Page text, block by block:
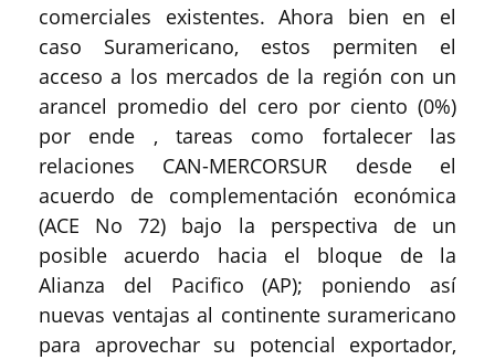
comerciales existentes. Ahora bien en el
caso Suramericano, estos permiten el
acceso a los mercados de la región con un
arancel promedio del cero por ciento (0%)
por ende , tareas como fortalecer las
relaciones CAN-MERCORSUR desde el
acuerdo de complementación económica
(ACE No 72) bajo la perspectiva de un
posible acuerdo hacia el bloque de la
Alianza del Pacifico (AP); poniendo así
nuevas ventajas al continente suramericano
para aprovechar su potencial exportador,